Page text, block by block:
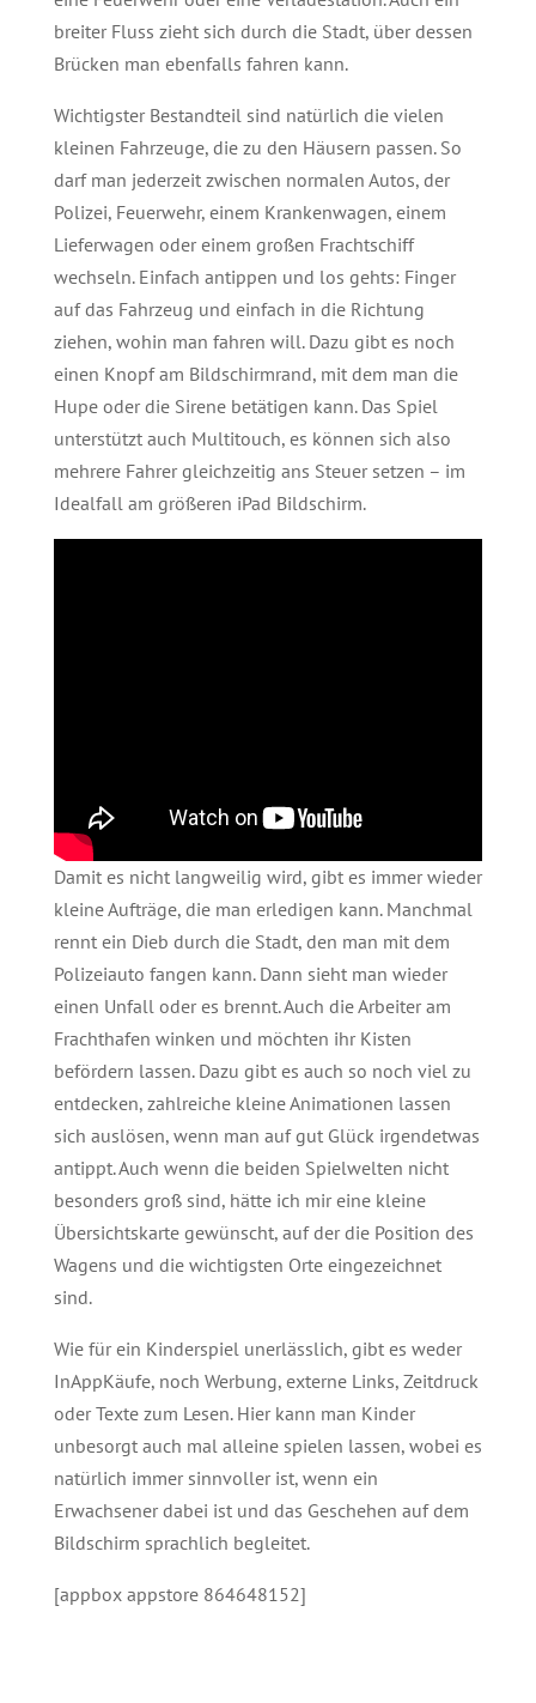
breiter Fluss zieht sich durch die Stadt, über dessen
Brücken man ebenfalls fahren kann.
Wichtigster Bestandteil sind natürlich die vielen
kleinen Fahrzeuge, die zu den Häusern passen. So
darf man jederzeit zwischen normalen Autos, der
Polizei, Feuerwehr, einem Krankenwagen, einem
Lieferwagen oder einem großen Frachtschiff
wechseln. Einfach antippen und los gehts: Finger
auf das Fahrzeug und einfach in die Richtung
ziehen, wohin man fahren will. Dazu gibt es noch
einen Knopf am Bildschirmrand, mit dem man die
Hupe oder die Sirene betätigen kann. Das Spiel
unterstützt auch Multitouch, es können sich also
mehrere Fahrer gleichzeitig ans Steuer setzen – im
Idealfall am größeren iPad Bildschirm.
Damit es nicht langweilig wird, gibt es immer wieder
kleine Aufträge, die man erledigen kann. Manchmal
rennt ein Dieb durch die Stadt, den man mit dem
Polizeiauto fangen kann. Dann sieht man wieder
einen Unfall oder es brennt. Auch die Arbeiter am
Frachthafen winken und möchten ihr Kisten
befördern lassen. Dazu gibt es auch so noch viel zu
entdecken, zahlreiche kleine Animationen lassen
sich auslösen, wenn man auf gut Glück irgendetwas
antippt. Auch wenn die beiden Spielwelten nicht
besonders groß sind, hätte ich mir eine kleine
Übersichtskarte gewünscht, auf der die Position des
Wagens und die wichtigsten Orte eingezeichnet
sind.
Wie für ein Kinderspiel unerlässlich, gibt es weder
InAppKäufe, noch Werbung, externe Links, Zeitdruck
oder Texte zum Lesen. Hier kann man Kinder
unbesorgt auch mal alleine spielen lassen, wobei es
natürlich immer sinnvoller ist, wenn ein
Erwachsener dabei ist und das Geschehen auf dem
Bildschirm sprachlich begleitet.
[appbox appstore 864648152]